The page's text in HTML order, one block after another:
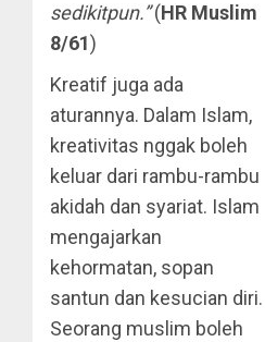
sedikitpun.”(HR Muslim
8/61)
Kreatif juga ada
aturannya. Dalam Islam,
kreativitas nggak boleh
keluar dari rambu-rambu
akidah dan syariat. Islam
mengajarkan
kehormatan, sopan
santun dan kesucian diri.
Seorang muslim boleh